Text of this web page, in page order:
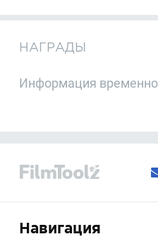
НАГРАДЫ
Информация временно
Навигация